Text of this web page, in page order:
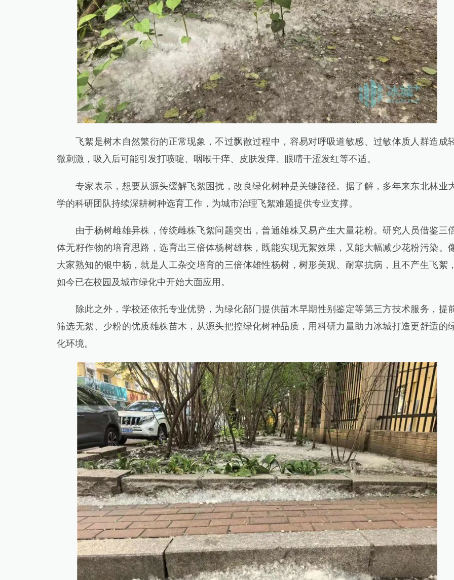
飞絮是树木自然繁衍的正常现象，不过飘散过程中，容易对呼吸道敏感、过敏体质人群造成
微刺激，吸入后可能引发打喷嚏、咽喉干痒、皮肤发痒、眼睛干涩发红等不适。
专家表示，想要从源头缓解飞絮困扰，改良绿化树种是关键路径。据了解，多年来东北林业
学的科研团队持续深耕树种选育工作，为城市治理飞絮难题提供专业支撑。
由于杨树雌雄异株，传统雌株飞絮问题突出，普通雄株又易产生大量花粉。研究人员借鉴三
体无籽作物的培育思路，选育出三倍体杨树雄株，既能实现无絮效果，又能大幅减少花粉污染。
大家熟知的银中杨，就是人工杂交培育的三倍体雄性杨树，树形美观、耐寒抗病，且不产生飞絮，
如今已在校园及城市绿化中开始大面应用。
除此之外，学校还依托专业优势，为绿化部门提供苗木早期性别鉴定等第三方技术服务，提
筛选无絮、少粉的优质雄株苗木，从源头把控绿化树种品质，用科研力量助力冰城打造更舒适的
化环境。